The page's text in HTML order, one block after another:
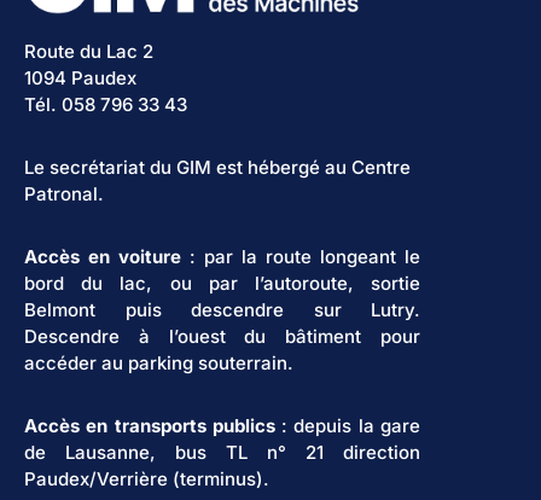
Route du Lac 2
1094 Paudex
Tél. 058 796 33 43
Le secrétariat du GIM est hébergé au Centre
Patronal.
Accès en voiture : par la route longeant le
bord du lac, ou par l’autoroute, sortie
Belmont puis descendre sur Lutry.
Descendre à l’ouest du bâtiment pour
accéder au parking souterrain.
Accès en transports publics: depuis la gare
de Lausanne, bus TL n° 21 direction
Paudex/Verrière (terminus).